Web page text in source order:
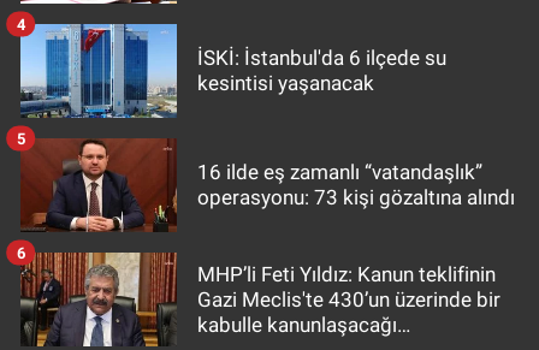
İSKİ: İstanbul'da 6 ilçede su
kesintisi yaşanacak
4
16 ilde eş zamanlı “vatandaşlık”
operasyonu: 73 kişi gözaltına alındı
5
MHP’li Feti Yıldız: Kanun teklifinin
Gazi Meclis'te 430’un üzerinde bir
kabulle kanunlaşacağı
6